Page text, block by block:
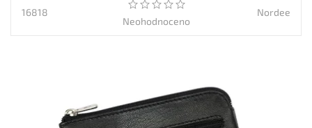
16818
Neohodnoceno
Nordee